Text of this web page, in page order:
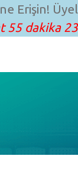
Erişin!
55 dakika